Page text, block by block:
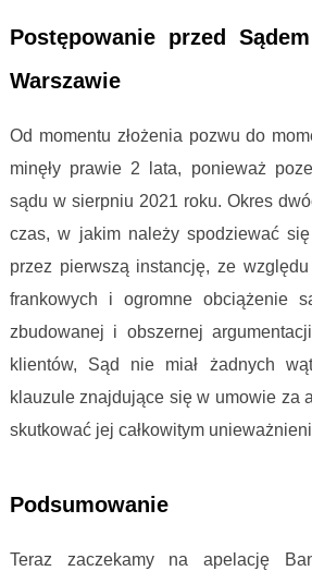
Postępowanie przed
Warszawie
Od momentu złożenia pozwu do
minęły prawie 2 lata, ponieważ
sądu w sierpniu 2021 roku. Okres
czas, w jakim należy spodziewać
przez pierwszą instancję, ze
frankowych i ogromne obciążenie
zbudowanej i obszernej
klientów, Sąd nie miał żadnych
klauzule znajdujące się w umowie za
skutkować jej całkowitym
Podsumowanie
Teraz zaczekamy na apelację